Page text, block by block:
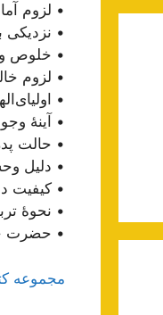
• لزوم
• نزدیکی
• خلوص و
• لزوم
•
• آینۀ
• حالت
• دلیل
• کیفیت
• نحوۀ
• حضرت
مجموعه